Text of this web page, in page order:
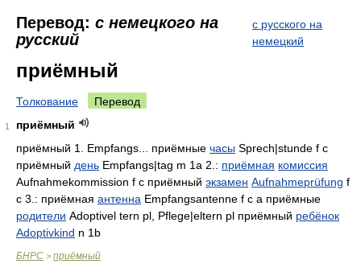
Перевод: с немецкого на
русский
с русского на
немецкий
приёмный
Толкование Перевод
1
приёмный
приёмный 1. Empfangs... приёмные часы Sprech|stunde f c
приёмный день Empfangs|tag m 1a 2.: приёмная комиссия
Aufnahmekommission f c приёмный экзамен Aufnahmeprüfung f
c 3.: приёмная антенна Empfangsantenne f c а приёмные
родители Adoptivel tern pl, Pflege|eltern pl приёмный ребёнок
Adoptivkind n 1b
БНРС > приёмный